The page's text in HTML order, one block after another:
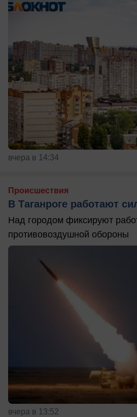
вчера в 14:34
Происшествия
В Таганроге работают
Над городом фиксируют
противовоздушной обороны
вчера в 13:52